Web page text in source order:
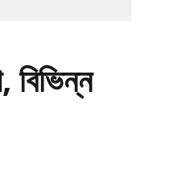
বিভিন্ন